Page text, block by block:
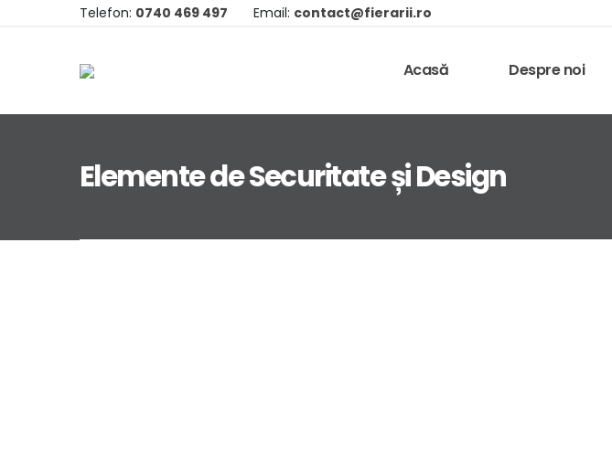
Telefon: 0740 469 497 Email: contact@fierarii.ro
Acasă Despre noi
Elemente de Securitate și Design